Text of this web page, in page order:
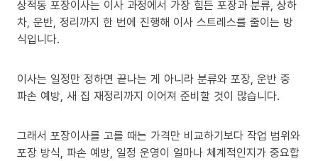
상적동 포장이사는 이사 과정에서 가장 힘든 포장과 분류, 상하
차, 운반, 정리까지 한 번에 진행해 이사 스트레스를 줄이는 방
식입니다.
이사는 일정만 정하면 끝나는 게 아니라 분류와 포장, 운반 중
파손 예방, 새 집 재정리까지 이어져 준비할 것이 많습니다.
그래서 포장이사를 고를 때는 가격만 비교하기보다 작업 범위와
포장 방식, 파손 예방, 일정 운영이 얼마나 체계적인지가 중요합